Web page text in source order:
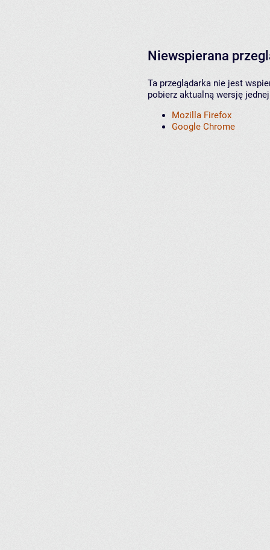
Niewspierana
Ta przeglądarka nie jest
pobierz aktualną wersję
Mozilla Firefox
Google Chrome